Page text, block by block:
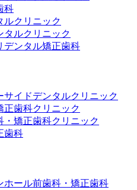
科
ルクリニック
タルクリニック
デンタル矯正歯科
サイドデンタルクリニック
正歯科クリニック
・矯正歯科クリニック
歯科
ホール前歯科・矯正歯科